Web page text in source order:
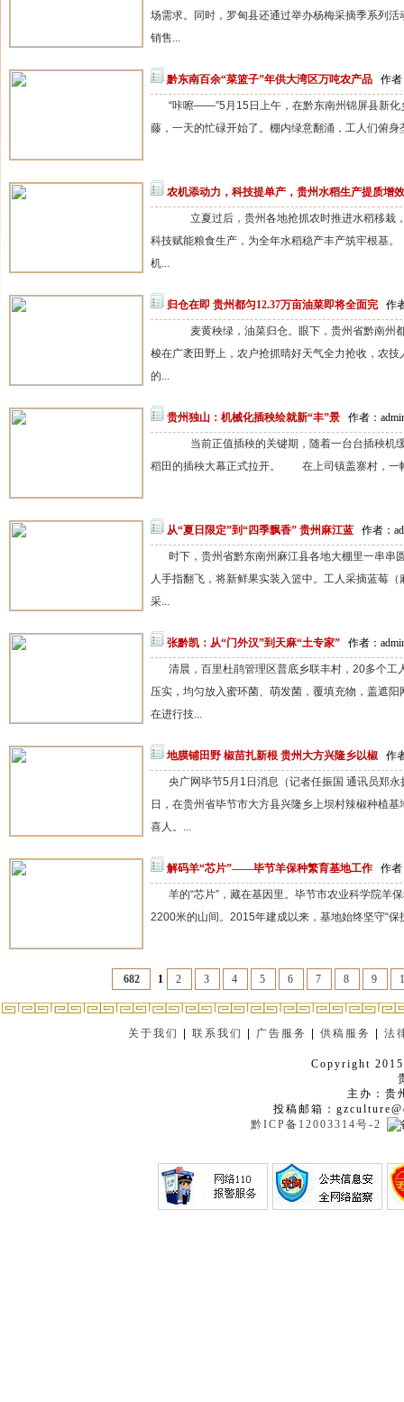
场需求。同时，罗甸县还通过举办杨梅采摘季系列
销售...
黔东南百余“菜篮子”年供大湾区万吨农产品 作者
“咔嚓——”5月15日上午，在黔东南州锦屏县新
藤，一天的忙碌开始了。棚内绿意翻涌，工人们俯身
农机添动力，科技提单产，贵州水稻生产提质增效
立夏过后，贵州各地抢抓农时推进水稻移栽
科技赋能粮食生产，为全年水稻稳产丰产筑牢根
机...
归仓在即 贵州都匀12.37万亩油菜即将全面完 作
麦黄秧绿，油菜归仓。眼下，贵州省黔南州
梭在广袤田野上，农户抢抓晴好天气全力抢收，农
的...
贵州独山：机械化插秧绘就新“丰”景 作者：
当前正值插秧的关键期，随着一台台插秧机
稻田的插秧大幕正式拉开。 在上司镇盖寨村，一
从“夏日限定”到“四季飘香” 贵州麻江蓝 作者：
时下，贵州省黔东南州麻江县各地大棚里一串串
人手指翻飞，将新鲜果实装入篮中。工人采摘蓝莓
采...
张黔凯：从“门外汉”到天麻“土专家” 作者：
清晨，百里杜鹃管理区普底乡联丰村，20多个
压实，均匀放入蜜环菌、萌发菌，覆填充物，盖遮
在进行技...
地膜铺田野 椒苗扎新根 贵州大方兴隆乡以椒 作
央广网毕节5月1日消息（记者任振国 通讯员郑
日，在贵州省毕节市大方县兴隆乡上坝村辣椒种植
喜人。...
解码羊“芯片”——毕节羊保种繁育基地工作 作者
羊的“芯片”，藏在基因里。毕节市农业科学院羊
2200米的山间。2015年建成以来，基地始终坚守“保
682 1 2 3 4 5 6 7 8 9
关于我们 |联系我们 广告服务 |供稿服务 |法
Copyright
主办：贵
投稿邮箱：
黔ICP备12003314号-2